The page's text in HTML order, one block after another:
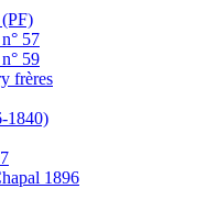
57
59
frères
1840)
1896